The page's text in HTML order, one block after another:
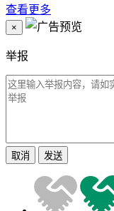
查看更多
×
举报
取消 发送